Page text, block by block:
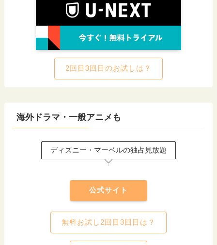
2回目3回目のお試しは？
海外ドラマ・一般アニメも
ディズニー・マーベルの独占見放題
公式サイト
無料お試し2回目3回目は？